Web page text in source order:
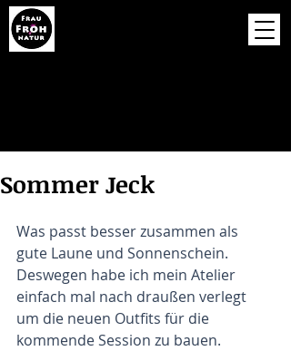
Sommer Jeck
Was passt besser zusammen als
gute Laune und Sonnenschein.
Deswegen habe ich mein Atelier
einfach mal nach draußen verlegt
um die neuen Outfits für die
kommende Session zu bauen.